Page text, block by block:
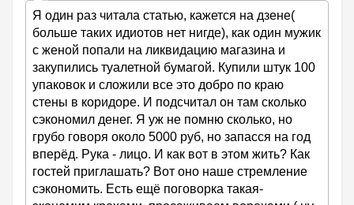
Я один раз читала статью, кажется на дзене(
больше таких идиотов нет нигде), как один мужик
с женой попали на ликвидацию магазина и
закупились туалетной бумагой. Купили штук 100
упаковок и сложили все это добро по краю
стены в коридоре. И подсчитал он там сколько
сэкономил денег. Я уж не помню сколько, но
грубо говоря около 5000 руб, но запасся на год
вперёд. Рука - лицо. И как вот в этом жить? Как
гостей приглашать? Вот оно наше стремление
сэкономить. Есть ещё поговорка такая-